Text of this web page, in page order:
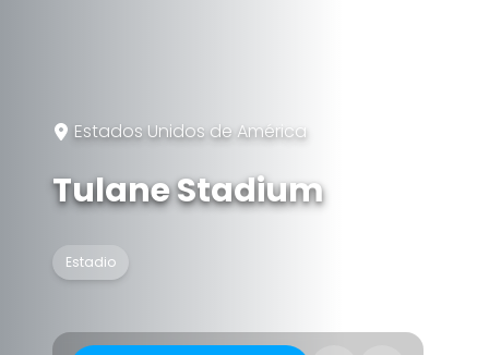
Estados Unidos de América
Tulane Stadium
Estadio